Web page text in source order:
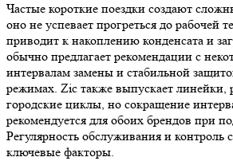
Частые короткие поездки создают
оно не успевает прогреться до рабочей
приводит к накоплению конденсата и
обычно предлагает рекомендации с
интервалам замены и стабильной
режимах. Zic также выпускает линейки,
городские циклы, но сокращение
рекомендуется для обоих брендов при
Регулярность обслуживания и контроль
ключевые факторы.